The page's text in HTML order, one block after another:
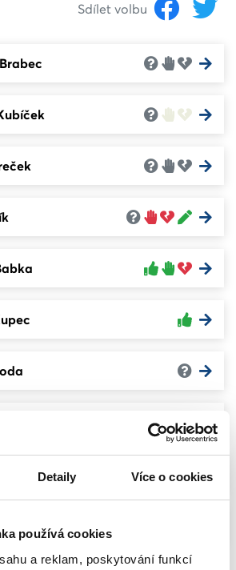
Detaily Více o cookies
používá cookies
a reklam, poskytování funkcí
Sdílet volbu
Nádravská